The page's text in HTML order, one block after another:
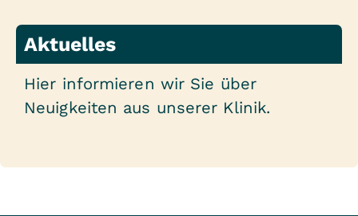
Aktuelles
Hier informieren wir Sie über
Neuigkeiten aus unserer Klinik.